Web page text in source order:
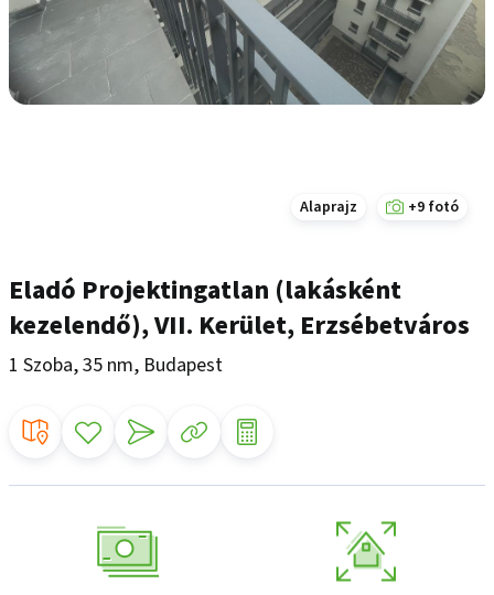
Alaprajz +9 fotó
Eladó Projektingatlan (lakásként
kezelendő), VII. Kerület, Erzsébetváros
1 Szoba, 35 nm, Budapest